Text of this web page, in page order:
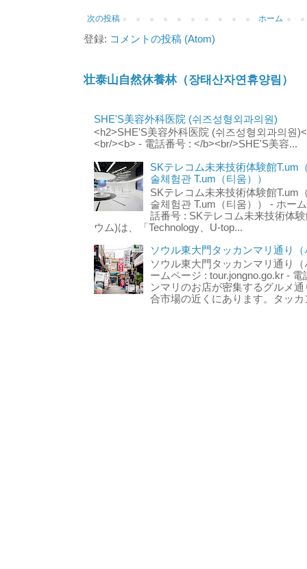
次の投稿 ホーム
登録: コメントの投稿 (Atom)
壮泰山自然休養林（장태산자연휴양림）
SHE'S美容外科医院 (쉬즈성형외과의원)
<h2>SHE'S美容外科医院 (쉬즈성형외과의원
<br/><b> - 電話番号 : </b><br/>SHE'S美容...
SKテレコム未来技術体験館T.um
술체험관 T.um（티움））
SKテレコム未来技術体験館T.um
술체험관 T.um（티움）） - ホー
話番号 : SKテレコム未来技術体
ウム)は、「Technology、U-top...
ソウル東大門タッカンマリ通り
ソウル東大門タッカンマリ通り
ームページ : tour.jongno.go.kr -
ンマリのお店が密集するグルメ
合市場の近くにあります。タッ